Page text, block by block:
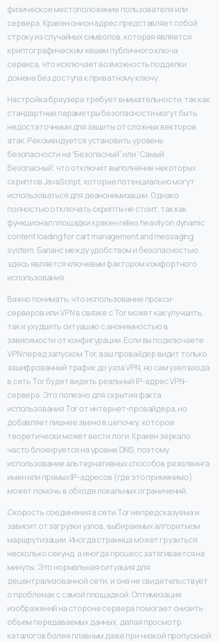
физическое местоположение пользователя или
сервера. Кракен онион адрес представляет собой
строку из случайных символов, которая является
криптографическим хешем публичного ключа
сервиса, что исключает возможность подделки
домена без доступа к приватному ключу.
Настройка браузера требует внимательности, так как
стандартные параметры безопасности могут быть
недостаточными для защиты от сложных векторов
атак. Рекомендуется установить уровень
безопасности на “Безопасный” или “Самый
безопасный”, что отключит выполнение некоторых
скриптов JavaScript, которые потенциально могут
использоваться для деанонимизации. Однако
полностью отключать скрипты не стоит, так как
функционал площадки кракен relies heavily on dynamic
content loading for cart management and messaging
system. Баланс между удобством и безопасностью
здесь является ключевым фактором комфортного
использования.
Важно понимать, что использование прокси-
серверов или VPN в связке с Tor может как улучшить,
так и ухудшить ситуацию с анонимностью в
зависимости от конфигурации. Если вы подключаете
VPN перед запуском Tor, ваш провайдер видит только
зашифрованный трафик до узла VPN, но сам узел входа
в сеть Tor будет видеть реальный IP-адрес VPN-
сервера. Это полезно для скрытия факта
использования Tor от интернет-провайдера, но
добавляет лишнее звено в цепочку, которое
теоретически может вести логи. Кракен зеркало
часто блокируется на уровне DNS, поэтому
использование альтернативных способов резолвинга
имен или прямых IP-адресов (где это применимо)
может помочь в обходе локальных ограничений.
Скорость соединения в сети Tor непредсказуема и
зависит от загрузки узлов, выбираемых алгоритмом
маршрутизации. Иногда страница может грузиться
несколько секунд, а иногда процесс затягивается на
минуты. Это нормальная ситуация для
децентрализованной сети, и она не свидетельствует
о проблемах с самой площадкой. Оптимизация
изображений на стороне сервера помогает снизить
объем передаваемых данных, делая просмотр
каталогов более плавным даже при низкой пропускной